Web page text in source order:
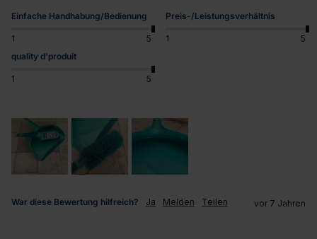
Einfache Handhabung/Bedienung
1 5
Preis-/Leistungsverhältnis
1
5
quality d'produit
1 5
War diese Bewertung hilfreich? Ja Melden Teilen vor 7 Jahren